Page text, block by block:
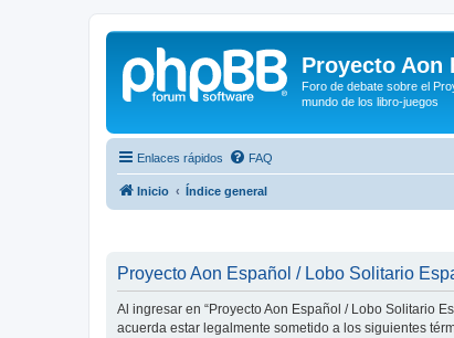
Proyecto Aon
Foro de debate sobre el
mundo de los libro-juegos
Enlaces rápidos FAQ
Inicio Índice general
Proyecto Aon Español / Lobo Solitario
Al ingresar en “Proyecto Aon Español / Lobo Solitario
acuerda estar legalmente sometido a los siguientes